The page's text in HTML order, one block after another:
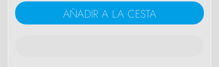
AÑADIR A LA CESTA